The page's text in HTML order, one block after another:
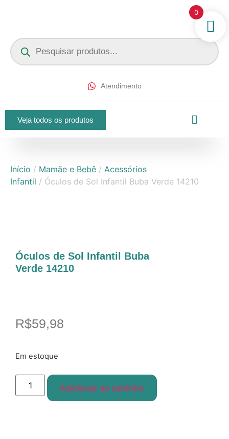
Atendimento
Veja todos os produtos
Início / Mamãe e Bebê / Acessórios
Infantil / Óculos de Sol Infantil Buba Verde 14210
Óculos de Sol Infantil Buba
Verde 14210
R$59,98
Em estoque
Adicionar ao carrinho
0